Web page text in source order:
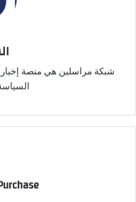
شبكة مراسلين هي منصة